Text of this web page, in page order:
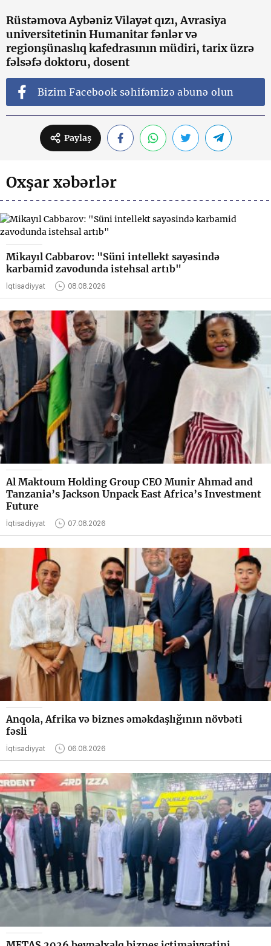
Rüstəmova Aybəniz Vilayət qızı, Avrasiya
universitetinin Humanitar fənlər və
regionşünaslıq kafedrasının müdiri, tarix üzrə
fəlsəfə doktoru, dosent
Bizim Facebook səhifəmizə abunə olun
Paylaş
Oxşar xəbərlər
Mikayıl Cabbarov: "Süni intellekt sayəsində
karbamid zavodunda istehsal artıb"
İqtisadiyyat 08.08.2026
Al Maktoum Holding Group CEO Munir Ahmad and
Tanzania’s Jackson Unpack East Africa’s Investment
Future
İqtisadiyyat 07.08.2026
Anqola, Afrika və biznes əməkdaşlığının növbəti
fəsli
İqtisadiyyat 06.08.2026